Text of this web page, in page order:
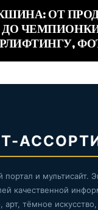
ОТ
ДО
и мультисайт.
качественной
тёмное